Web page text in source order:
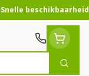
Snelle beschikbaarheid
Zoek